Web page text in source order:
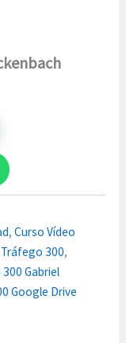
,Curso Vídeo
300,
Gabriel
Google Drive